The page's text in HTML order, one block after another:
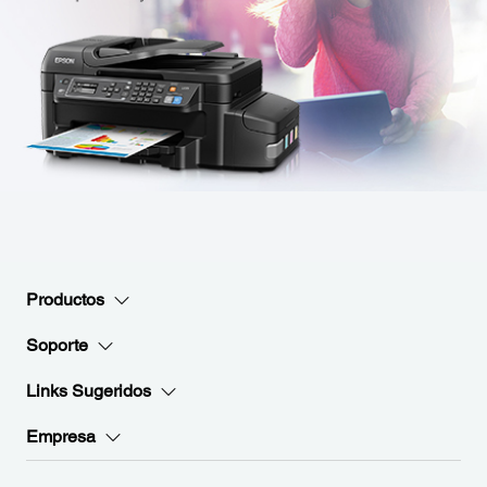
Productos
Soporte
Links Sugeridos
Empresa